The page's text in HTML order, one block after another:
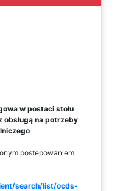
w postaci stołu
na potrzeby
postepowaniem
search/list/ocds-